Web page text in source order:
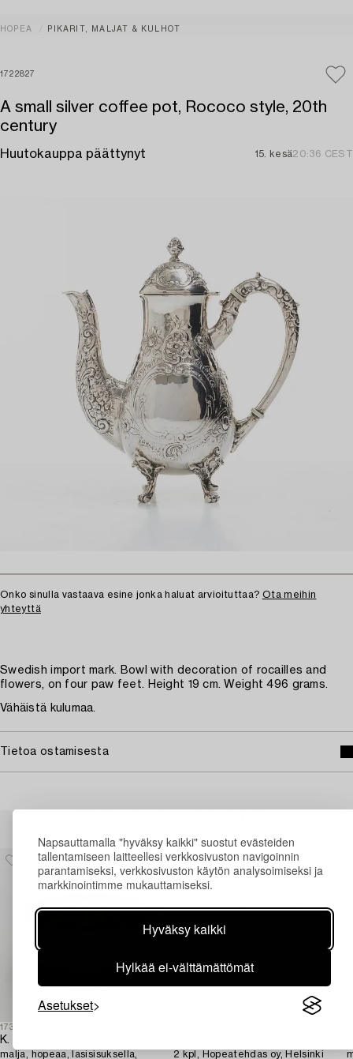
Napsauttamalla "hyväksy kaikki" suostut evästeiden
tallentamiseen laitteellesi verkkosivuston navigoinnin
parantamiseksi, verkkosivuston käytön analysoimiseksi ja
markkinointimme mukauttamiseksi.
Hyväksy kaikki
Hylkää ei-välttämättömät
Asetukset
HOPEA PIKARIT, MALJAT & KULHOT
1722827
A small silver coffee pot, Rococo style, 20th
century
Huutokauppa päättynyt 15. kesä20:36 CEST
Onko sinulla vastaava esine jonka haluat arvioituttaa? Ota meihin
yhteyttä
Swedish import mark. Bowl with decoration of rocailles and
flowers, on four paw feet. Height 19 cm. Weight 496 grams.
Vähäistä kulumaa.
Tietoa ostamisesta
1732172
K. Anderson,
malja, hopeaa, lasisisuksella,
2 kpl, Hopeatehdas oy, Helsinki